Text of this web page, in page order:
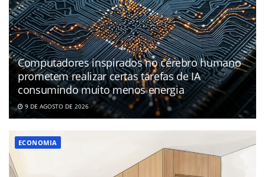
Computadores inspirados no cérebro humano
prometem realizar certas tarefas de IA
consumindo muito menos energia
9 DE AGOSTO DE 2026
ECONOMIA